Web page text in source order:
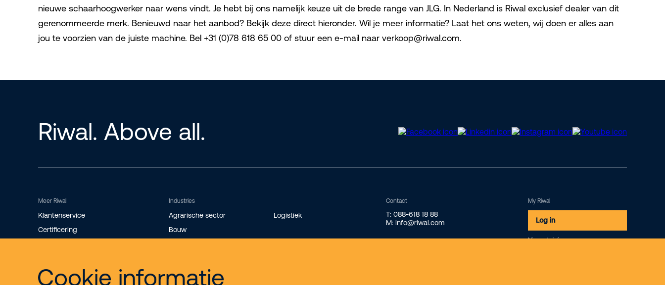
Cookie informatie
nieuwe schaarhoogwerker naar wens vindt. Je hebt bij ons namelijk keuze uit de brede range van JLG. In Nederland is Riwal exclusief dealer van dit
gerenommeerde merk. Benieuwd naar het aanbod? Bekijk deze direct hieronder. Wil je meer informatie? Laat het ons weten, wij doen er alles aan
jou te voorzien van de juiste machine. Bel +31 (0)78 618 65 00 of stuur een e-mail naar verkoop@riwal.com.
Riwal. Above all.
Meer Riwal
Klantenservice
Certificering
Over Riwal
Industries
Agrarische sector
Bouw
Installatietechniek
Logistiek
Contact
T: 088-618 18 88
M: info@riwal.com
My Riwal
Log in
Nieuwsbrief